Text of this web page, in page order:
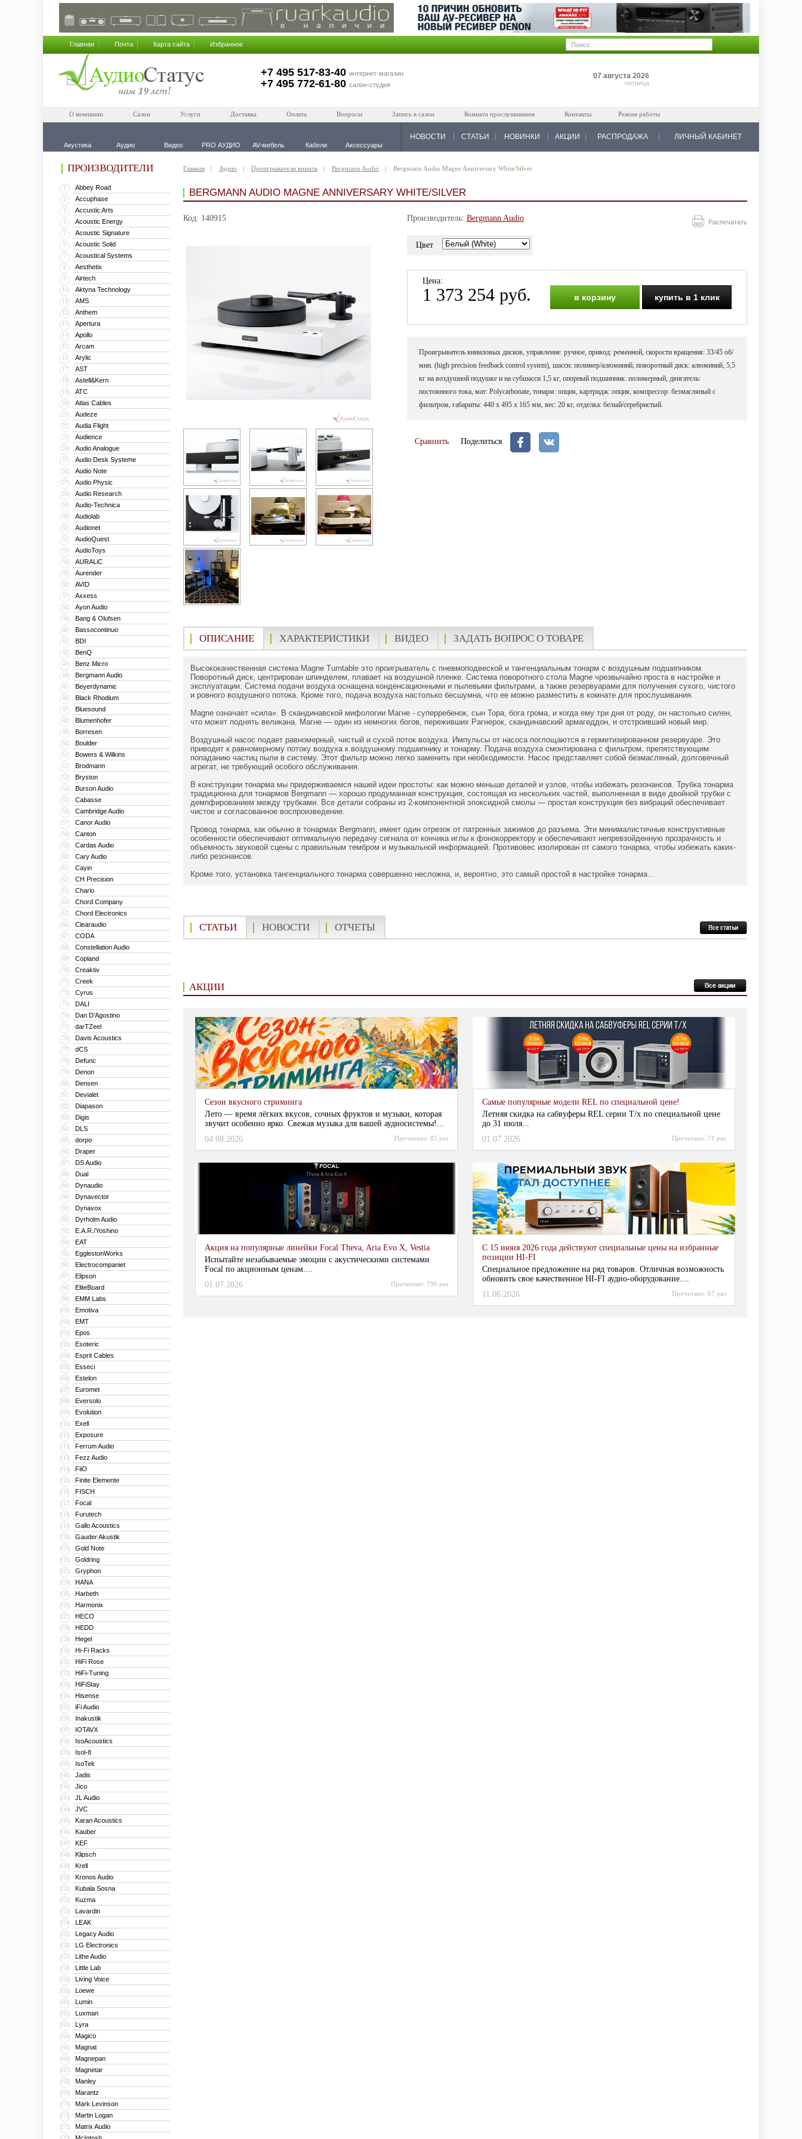
Главная Почта Карта сайта Избранное
+7 495 517-83-40 интернет-магазин
+7 495 772-61-80 салон-студия
07 августа 2026
пятница
О компании Салон Услуги Доставка Оплата Вопросы Запись в салон Комната прослушивания Контакты Режим работы
Акустика Аудио Видео PRO АУДИО AV-мебель Кабели Аксессуары
НОВОСТИ СТАТЬИ НОВИНКИ АКЦИИ РАСПРОДАЖА ЛИЧНЫЙ КАБИНЕТ
ПРОИЗВОДИТЕЛИ
1 Abbey Road
2 Accuphase
3 Accustic Arts
4 Acoustic Energy
5 Acoustic Signature
6 Acoustic Solid
7 Acoustical Systems
8 Aesthetix
9 Airtech
10 Aktyna Technology
11 AMS
12 Anthem
13 Apertura
14 Apollo
15 Arcam
16 Arylic
17 AST
18 Astell&Kern
19 ATC
20 Atlas Cables
21 Audeze
22 Audia Flight
23 Audience
24 Audio Analogue
25 Audio Desk Systeme
26 Audio Note
27 Audio Physic
28 Audio Research
29 Audio-Technica
30 Audiolab
31 Audionet
32 AudioQuest
33 AudioToys
34 AURALiC
35 Aurender
36 AVID
37 Axxess
38 Ayon Audio
39 Bang & Olufsen
40 Bassocontinuo
41 BDI
42 BenQ
43 Benz Micro
44 Bergmann Audio
45 Beyerdynamic
46 Black Rhodium
47 Bluesound
48 Blumenhofer
49 Borresen
50 Boulder
51 Bowers & Wilkins
52 Brodmann
53 Bryston
54 Burson Audio
55 Cabasse
56 Cambridge Audio
57 Canor Audio
58 Canton
59 Cardas Audio
60 Cary Audio
61 Cayin
62 CH Precision
63 Chario
64 Chord Company
65 Chord Electronics
66 Clearaudio
67 CODA
68 Constellation Audio
69 Copland
70 Creaktiv
71 Creek
72 Cyrus
73 DALI
74 Dan D’Agostino
75 darTZeel
76 Davis Acoustics
77 dCS
78 Defunc
79 Denon
80 Densen
81 Devialet
82 Diapason
83 Digis
84 DLS
85 dorpo
86 Draper
87 DS Audio
88 Dual
89 Dynaudio
90 Dynavector
91 Dynavox
92 Dyrholm Audio
93 E.A.R./Yoshino
94 EAT
95 EgglestonWorks
96 Electrocompaniet
97 Elipson
98 EliteBoard
99 EMM Labs
100 Emotiva
101 EMT
102 Epos
103 Esoteric
104 Esprit Cables
105 Esseci
106 Estelon
107 Euromet
108 Eversolo
109 Evolution
110 Exell
111 Exposure
112 Ferrum Audio
113 Fezz Audio
114 FiiO
115 Finite Elemente
116 FISCH
117 Focal
118 Furutech
119 Gallo Acoustics
120 Gauder Akustik
121 Gold Note
122 Goldring
123 Gryphon
124 HANA
125 Harbeth
126 Harmonix
127 HECO
128 HEDD
129 Hegel
130 Hi-Fi Racks
131 HiFi Rose
132 HiFi-Tuning
133 HiFiStay
134 Hisense
135 iFi Audio
136 Inakustik
137 IOTAVX
138 IsoAcoustics
139 Isol-8
140 IsoTek
141 Jadis
142 Jico
143 JL Audio
144 JVC
145 Karan Acoustics
146 Kauber
147 KEF
148 Klipsch
149 Krell
150 Kronos Audio
151 Kubala Sosna
152 Kuzma
153 Lavardin
154 LEAK
155 Legacy Audio
156 LG Electronics
157 Lithe Audio
158 Little Lab
159 Living Voice
160 Loewe
161 Lumin
162 Luxman
163 Lyra
164 Magico
165 Magnat
166 Magnepan
167 Magnetar
168 Manley
169 Marantz
170 Mark Levinson
171 Martin Logan
172 Matrix Audio
Главная Аудио Проигрыватели винила Bergmann Audio Bergmann Audio Magne Anniversary White/Silver
BERGMANN AUDIO MAGNE ANNIVERSARY WHITE/SILVER
Код: 140915 Распечатать
Производитель: Bergmann Audio
Цвет
Цена:
1 373 254 руб. в корзину купить в 1 клик
Проигрыватель виниловых дисков, управление: ручное, привод: ременной, скорости вращения: 33/45 об/
мин. (high precision feedback control system), шасси: полимер/алюминий, поворотный диск: алюминий, 5,5
кг на воздушной подушке и на субшасси 1,5 кг, опорный подшипник: полимерный, двигатель:
постоянного тока, мат: Polycarbonate, тонарм: опция, картридж: опция, компрессор: безмасляный с
фильтром, габариты: 440 x 495 x 165 мм, вес: 20 кг, отделка: белый/серебристый.
Сравнить Поделиться
ОПИСАНИЕ ХАРАКТЕРИСТИКИ ВИДЕО ЗАДАТЬ ВОПРОС О ТОВАРЕ
Высококачественная система Magne Turntable это проигрыватель с пневмоподвеской и тангенциальным тонарм с воздушным подшипником.
Поворотный диск, центрирован шпинделем, плавает на воздушной пленке. Система поворотного стола Magne чрезвычайно проста в настройке и
эксплуатации. Система подачи воздуха оснащена конденсационными и пылевыми фильтрами, а также резервуарами для получения сухого, чистого
и ровного воздушного потока. Кроме того, подача воздуха настолько бесшумна, что ее можно разместить в комнате для прослушивания.
Magne означает «сила». В скандинавской мифологии Магне - суперребенок, сын Тора, бога грома, и когда ему три дня от роду, он настолько силен,
что может поднять великана. Магне — один из немногих богов, переживших Рагнерок, скандинавский армагеддон, и отстроивший новый мир.
Воздушный насос подает равномерный, чистый и сухой поток воздуха. Импульсы от насоса поглощаются в герметизированном резервуаре. Это
приводит к равномерному потоку воздуха к воздушному подшипнику и тонарму. Подача воздуха смонтирована с фильтром, препятствующим
попаданию частиц пыли в систему. Этот фильтр можно легко заменить при необходимости. Насос представляет собой безмасляный, долговечный
агрегат, не требующий особого обслуживания.
В конструкции тонарма мы придерживаемся нашей идеи простоты: как можно меньше деталей и узлов, чтобы избежать резонансов. Трубка тонарма
традиционна для тонармов Bergmann — хорошо продуманная конструкция, состоящая из нескольких частей, выполненная в виде двойной трубки с
демпфированием между трубками. Все детали собраны из 2-компонентной эпоксидной смолы — простая конструкция без вибраций обеспечивает
чистое и согласованное воспроизведение.
Провод тонарма, как обычно в тонармах Bergmann, имеет один отрезок от патронных зажимов до разъема. Эти минималистичные конструктивные
особенности обеспечивают оптимальную передачу сигнала от кончика иглы к фонокорректору и обеспечивают непревзойденную прозрачность и
объемность звуковой сцены с правильным тембром и музыкальной информацией. Противовес изолирован от самого тонарма, чтобы избежать каких-
либо резонансов.
Кроме того, установка тангенциального тонарма совершенно несложна, и, вероятно, это самый простой в настройке тонарма...
СТАТЬИ НОВОСТИ ОТЧЕТЫ
АКЦИИ
Сезон вкусного стриминга
Лето — время лёгких вкусов, сочных фруктов и музыки, которая
звучит особенно ярко. Свежая музыка для вашей аудиосистемы!...
04.08.2026
Прочитано: 85 раз
Самые популярные модели REL по специальной цене!
Летняя скидка на сабвуферы REL серии T/x по специальной цене
до 31 июля...
01.07.2026
Прочитано: 71 раз
Акция на популярные линейки Focal Theva, Aria Evo X, Vestia
Испытайте незабываемые эмоции с акустическими системами
Focal по акционным ценам....
01.07.2026
Прочитано: 796 раз
С 15 июня 2026 года действуют специальные цены на избранные
позиции HI-FI
Специальное предложение на ряд товаров. Отличная возможность
обновить свое качественное HI-FI аудио-оборудование....
11.06.2026
Прочитано: 67 раз